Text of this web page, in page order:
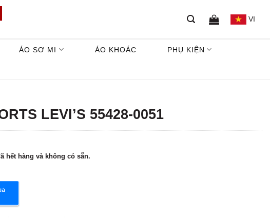
VI
ÁO SƠ MI ÁO KHOÁC PHỤ KIỆN
LEVI’S 55428-0051
hết hàng và không có sẵn.